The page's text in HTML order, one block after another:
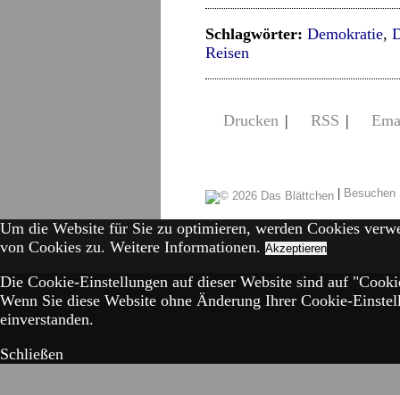
Schlagwörter: Demokratie,
Reisen
Drucken | RSS |
|
Um die Website für Sie zu optimieren, werden Cookies
von Cookies zu. Weitere Informationen. Akzeptieren
Die Cookie-Einstellungen auf dieser Website sind auf
Wenn Sie diese Website ohne Änderung Ihrer Cookie-
einverstanden.
Schließen